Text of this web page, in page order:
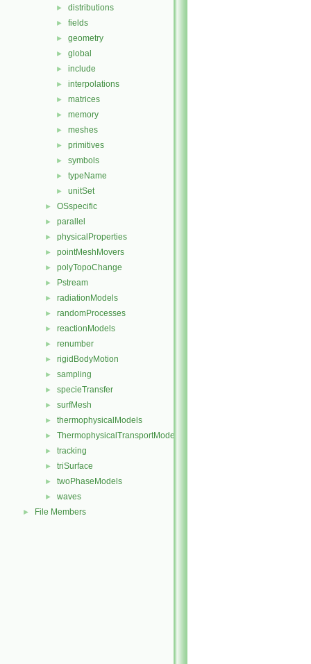
► distributions
► fields
► geometry
► global
► include
► interpolations
► matrices
► memory
► meshes
► primitives
► symbols
► typeName
► unitSet
► OSspecific
► parallel
► physicalProperties
► pointMeshMovers
► polyTopoChange
► Pstream
► radiationModels
► randomProcesses
► reactionModels
► renumber
► rigidBodyMotion
► sampling
► specieTransfer
► surfMesh
► thermophysicalModels
► ThermophysicalTransportModels
► tracking
► triSurface
► twoPhaseModels
► waves
► File Members